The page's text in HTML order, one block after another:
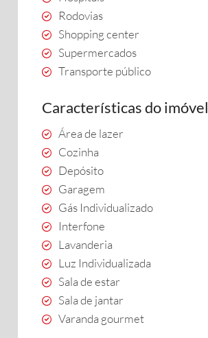
Rodovias
Shopping center
Supermercados
Transporte público
Características do imóvel
Área de lazer
Cozinha
Depósito
Garagem
Gás Individualizado
Interfone
Lavanderia
Luz Individualizada
Sala de estar
Sala de jantar
Varanda gourmet